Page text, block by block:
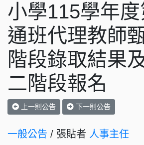
小學115學年
通班代理教師
階段錄取結果
二階段報名
上一則公告 下一則公告
一般公告 / 張貼者 人事主任